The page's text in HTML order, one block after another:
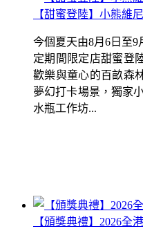
【甜蜜登陸】小熊維
今個夏天由8月6日至9
定期間限定店甜蜜登
歡樂與童心的百畝森
夢幻打卡場景，獨家
水瓶工作坊...
【頒獎典禮】2026全